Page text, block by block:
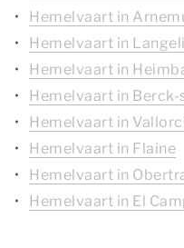
Hemelvaart in
Hemelvaart in
Hemelvaart in
Hemelvaart in Berck-
Hemelvaart in
Hemelvaart in Flaine
Hemelvaart in
Hemelvaart in El